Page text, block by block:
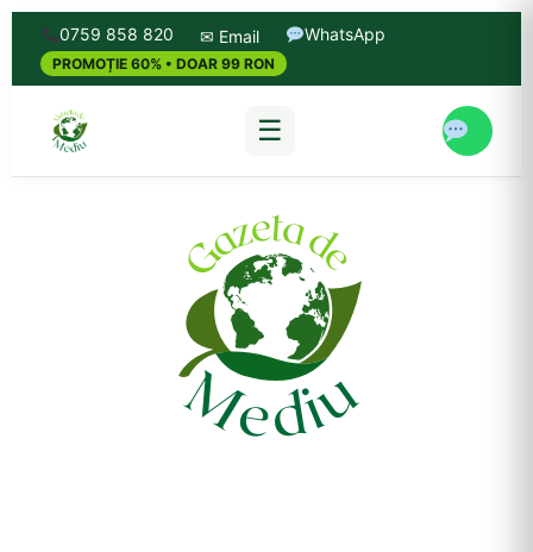
0759 858 820 ✉ Email WhatsApp
PROMOȚIE 60% • DOAR 99 RON
☰